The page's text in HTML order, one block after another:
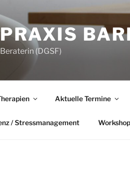
(DGSF)
Aktuelle Termine
/ Stressmanagement